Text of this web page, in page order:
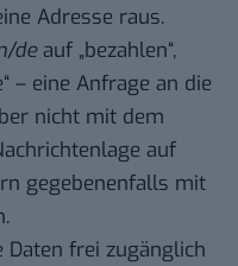
Adresse raus.
deauf „bezahlen“,
– eine Anfrage an die
nicht mit dem
auf
gegebenenfalls mit
Daten frei zugänglich